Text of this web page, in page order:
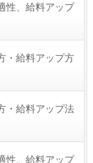
性、給料アップ
・給料アップ方
・給料アップ法
性、給料アップ